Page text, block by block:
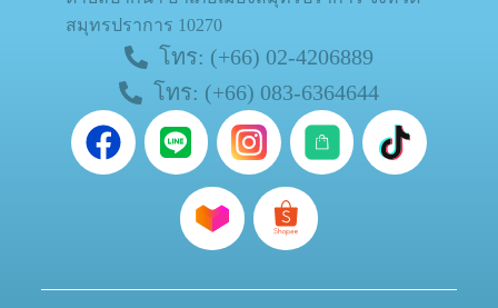
สมุทรปราการ 10270
โทร: (+66) 02-4206889
โทร: (+66) 083-6364644